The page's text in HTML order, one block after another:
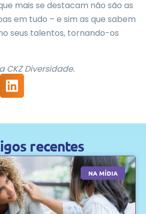
mais se destacam não são as
em tudo – e sim as que sabem
seus talentos, tornando-os
CKZ Diversidade.
recentes
NA MÍDIA